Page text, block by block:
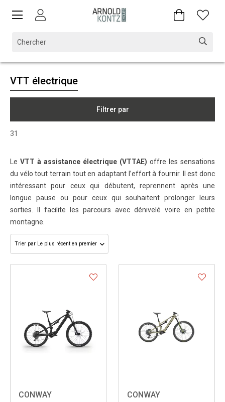
VTT électrique
Filtrer par
31
Le VTT à assistance électrique (VTTAE) offre les sensations
du vélo tout terrain tout en adaptant l’effort à fournir. Il est donc
intéressant pour ceux qui débutent, reprennent après une
longue pause ou pour ceux qui souhaitent prolonger leurs
sorties. Il facilite les parcours avec dénivelé voire en petite
montagne.
CONWAY
CONWAY